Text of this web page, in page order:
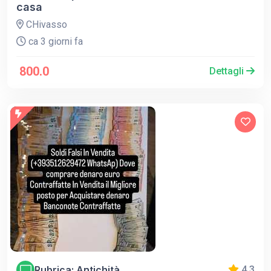
casa
CHivasso
ca 3 giorni fa
800.0 Dettagli